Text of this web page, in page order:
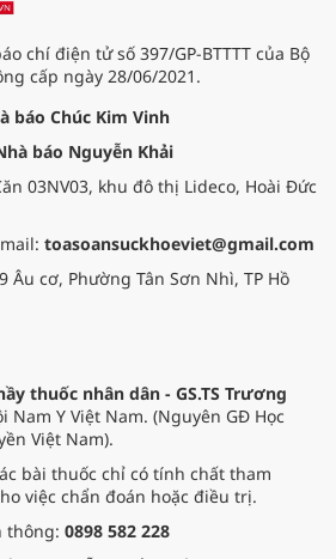
chí điện tử số 397/GP-BTTTT của Bộ
cấp ngày 28/06/2021.
báo Chúc Kim Vinh
báo Nguyễn Khải
03NV03, khu đô thị Lideco, Hoài Đức
toasoansuckhoeviet@gmail.com
Âu cơ, Phường Tân Sơn Nhì, TP Hồ
thuốc nhân dân - GS.TS Trương
Nam Y Việt Nam. (Nguyên GĐ Học
Việt Nam).
bài thuốc chỉ có tính chất tham
việc chẩn đoán hoặc điều trị.
thông: 0898 582 228